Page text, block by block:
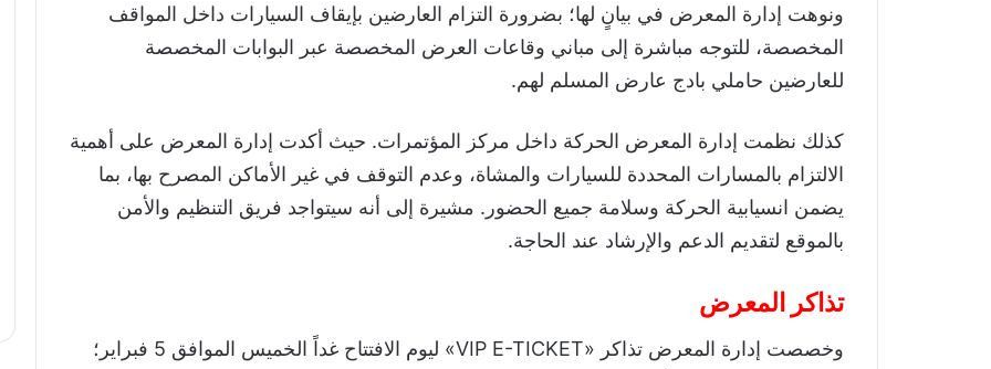
ونوهت إدارة المعرض في بيانٍ لها؛ بضرورة التزام العارضين بإيقاف السيارات داخل المواقف
المخصصة، للتوجه مباشرة إلى مباني وقاعات العرض المخصصة عبر البوابات المخصصة
للعارضين حاملي بادج عارض المسلم لهم.
كذلك نظمت إدارة المعرض الحركة داخل مركز المؤتمرات. حيث أكدت إدارة المعرض على أهمية
الالتزام بالمسارات المحددة للسيارات والمشاة، وعدم التوقف في غير الأماكن المصرح بها، بما
يضمن انسيابية الحركة وسلامة جميع الحضور. مشيرة إلى أنه سيتواجد فريق التنظيم والأمن
بالموقع لتقديم الدعم والإرشاد عند الحاجة.
تذاكر المعرض
وخصصت إدارة المعرض تذاكر «VIP E-TICKET» ليوم الافتتاح غداً الخميس الموافق 5 فبراير؛